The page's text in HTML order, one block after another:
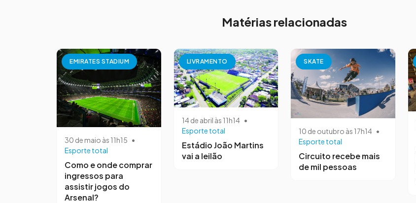
Matérias relacionadas
EMIRATES STADIUM
30 de maio às 11h15 •
Esporte total
Como e onde comprar
ingressos para
assistir jogos do
Arsenal?
LIVRAMENTO
14 de abril às 11h14 •
Esporte total
Estádio João Martins
vai a leilão
SKATE
10 de outubro às 17h14 •
Esporte total
Circuito recebe mais
de mil pessoas